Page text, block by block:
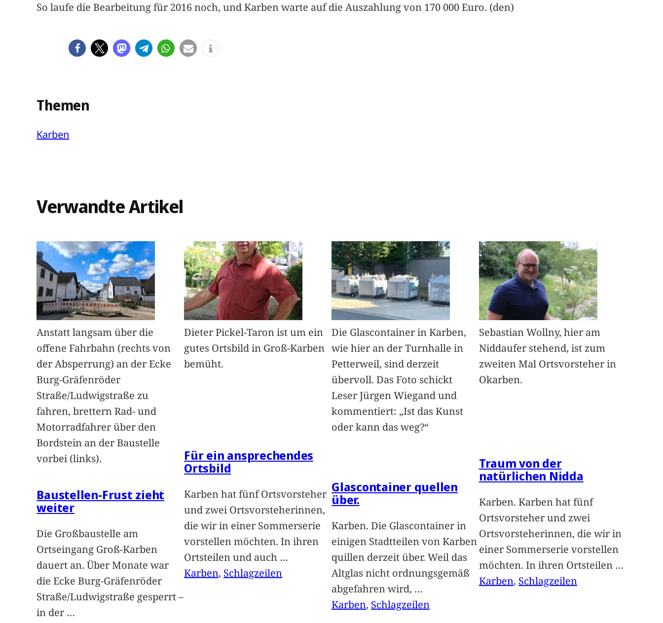
So laufe die Bearbeitung für 2016 noch, und Karben warte auf die Auszahlung von 170 000 Euro. (den)
Themen
Karben
Verwandte Artikel
Anstatt langsam über die
offene Fahrbahn (rechts von
der Absperrung) an der Ecke
Burg-Gräfenröder
Straße/Ludwigstraße zu
fahren, brettern Rad- und
Motorradfahrer über den
Bordstein an der Baustelle
vorbei (links).
Baustellen-Frust zieht
weiter
Die Großbaustelle am
Ortseingang Groß-Karben
dauert an. Über Monate war
die Ecke Burg-Gräfenröder
Straße/Ludwigstraße gesperrt –
in der …
Dieter Pickel-Taron ist um ein
gutes Ortsbild in Groß-Karben
bemüht.
Für ein ansprechendes
Ortsbild
Karben hat fünf Ortsvorsteher
und zwei Ortsvorsteherinnen,
die wir in einer Sommerserie
vorstellen möchten. In ihren
Ortsteilen und auch …
Karben, Schlagzeilen
Die Glascontainer in Karben,
wie hier an der Turnhalle in
Petterweil, sind derzeit
übervoll. Das Foto schickt
Leser Jürgen Wiegand und
kommentiert: „Ist das Kunst
oder kann das weg?“
Glascontainer quellen
über.
Karben. Die Glascontainer in
einigen Stadtteilen von Karben
quillen derzeit über. Weil das
Altglas nicht ordnungsgemäß
abgefahren wird, …
Karben, Schlagzeilen
Sebastian Wollny, hier am
Niddaufer stehend, ist zum
zweiten Mal Ortsvorsteher in
Okarben.
Traum von der
natürlichen Nidda
Karben. Karben hat fünf
Ortsvorsteher und zwei
Ortsvorsteherinnen, die wir in
einer Sommerserie vorstellen
möchten. In ihren Ortsteilen …
Karben, Schlagzeilen